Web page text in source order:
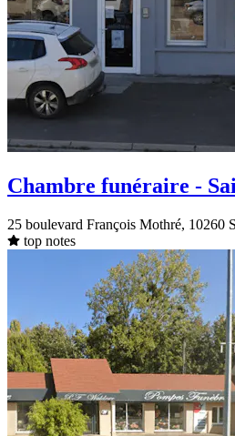
Chambre funéraire -
25 boulevard François Mothré, 10260
top notes